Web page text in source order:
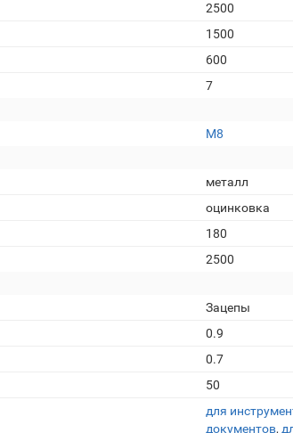
2500
1500
600
7
М8
металл
оцинковка
180
2500
Зацепы
0.9
0.7
50
для
документов,